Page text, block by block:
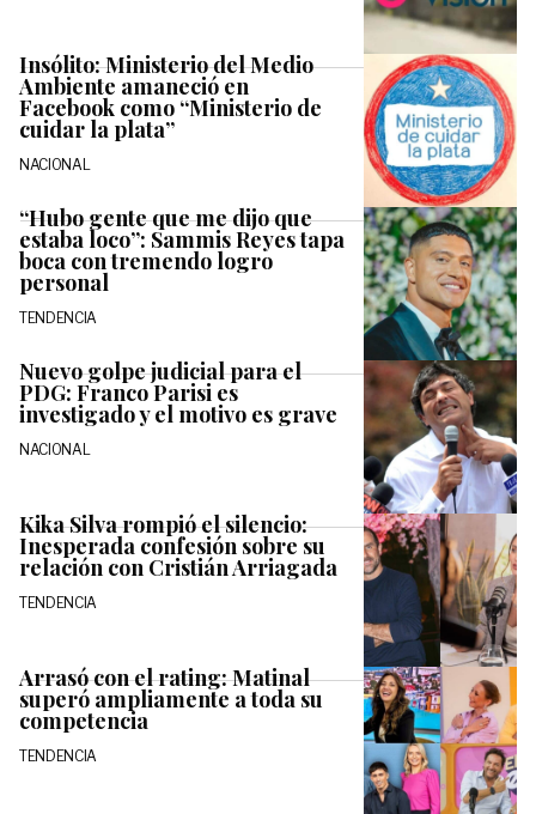
Insólito: Ministerio del Medio
Ambiente amaneció en
Facebook como “Ministerio de
cuidar la plata”
NACIONAL
“Hubo gente que me dijo que
estaba loco”: Sammis Reyes tapa
boca con tremendo logro
personal
TENDENCIA
Nuevo golpe judicial para el
PDG: Franco Parisi es
investigado y el motivo es grave
NACIONAL
Kika Silva rompió el silencio:
Inesperada confesión sobre su
relación con Cristián Arriagada
TENDENCIA
Arrasó con el rating: Matinal
superó ampliamente a toda su
competencia
TENDENCIA